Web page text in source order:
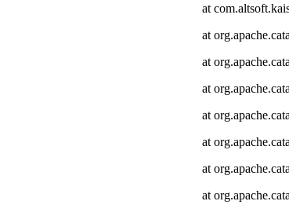
at
at
at
at
at
at
at
at